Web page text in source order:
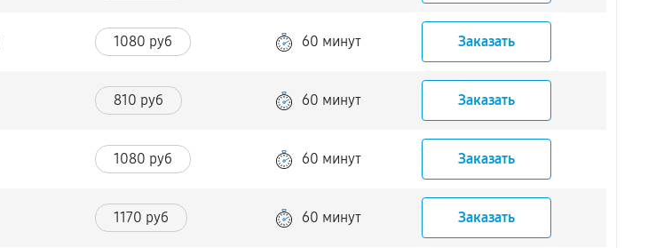
1080 руб 60 минут Заказать
810 руб 60 минут Заказать
1080 руб 60 минут Заказать
1170 руб 60 минут Заказать